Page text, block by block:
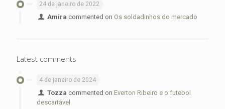
24 de janeiro de 2022
Amira commented onOs soldadinhos do mercado
Latest comments
4 de janeiro de 2024
Tozza commented onEverton Ribeiro e o futebol
descartável